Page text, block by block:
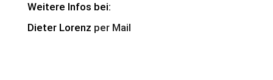
Weitere Infos bei:
Dieter Lorenz per Mail